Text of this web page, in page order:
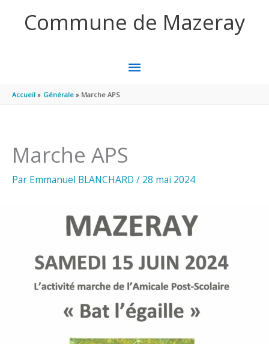
Commune de Mazeray
MENU
Accueil Générale Marche APS
Marche APS
Par Emmanuel BLANCHARD / 28 mai 2024